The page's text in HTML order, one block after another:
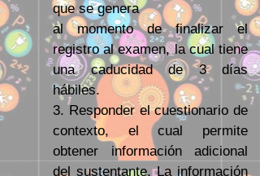
que se genera
al momento de finalizar el
registro al examen, la cual tiene
una caducidad de 3 días
hábiles.
3. Responder el cuestionario de
contexto, el cual permite
obtener información adicional
del sustentante. La información